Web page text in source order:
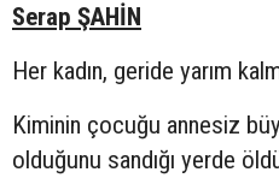
Serap ŞAHİN
Her kadın, geride yarım
Kiminin çocuğu annesiz
olduğunu sandığı yerde